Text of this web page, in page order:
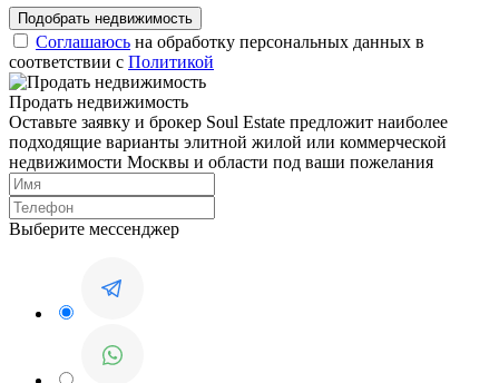
Соглашаюсь на обработку персональных данных в
соответствии с Политикой
Продать недвижимость
Оставьте заявку и брокер Soul Estate предложит наиболее
подходящие варианты элитной жилой или коммерческой
недвижимости Москвы и области под ваши пожелания
Выберите мессенджер